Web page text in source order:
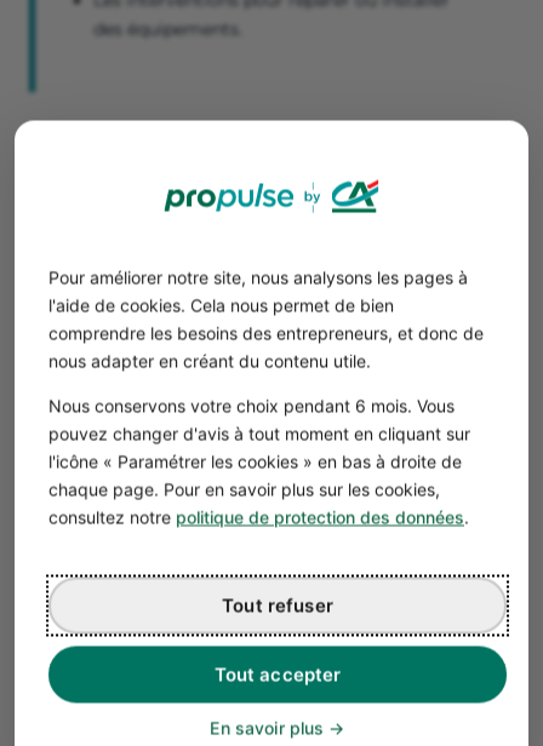
Pour améliorer notre site, nous analysons les pages à
l'aide de cookies. Cela nous permet de bien
comprendre les besoins des entrepreneurs, et donc de
nous adapter en créant du contenu utile.
Nous conservons votre choix pendant 6 mois. Vous
pouvez changer d'avis à tout moment en cliquant sur
l'icône « Paramétrer les cookies » en bas à droite de
chaque page. Pour en savoir plus sur les cookies,
consultez notre politique de protection des données.
Tout accepter
Tout refuser
En savoir plus
des équipements.
conseils et de services. Il s’agit de tâches intellectuelles
typiquement :
Des audits ou diagnostics techniques ;
Des conseils à partir d’une expertise ;
Un savoir-faire spécifique répondant à un problème
identifié.
Exemple
🚀Pour une agence marketing, lesactivités clés
de résolution de problèmessont :
La relation et le service client.
La formation et la recherche de nouvelles